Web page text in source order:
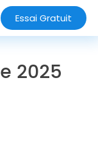
Essai Gratuit
2025